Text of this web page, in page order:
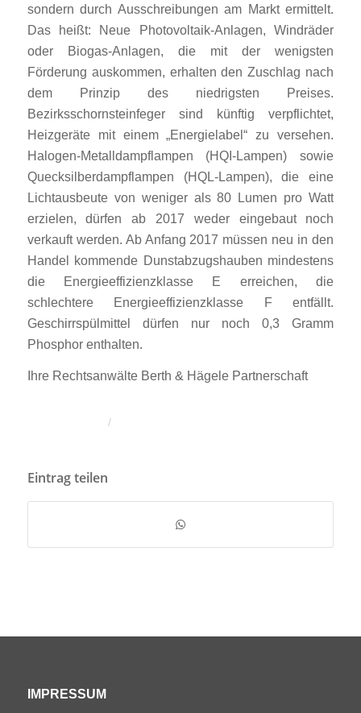
sondern durch Ausschreibungen am Markt ermittelt.
Das heißt: Neue Photovoltaik-Anlagen, Windräder
oder Biogas-Anlagen, die mit der wenigsten
Förderung auskommen, erhalten den Zuschlag nach
dem Prinzip des niedrigsten Preises.
Bezirksschornsteinfeger sind künftig verpflichtet,
Heizgeräte mit einem „Energielabel“ zu versehen.
Halogen-Metalldampflampen (HQI-Lampen) sowie
Quecksilberdampflampen (HQL-Lampen), die eine
Lichtausbeute von weniger als 80 Lumen pro Watt
erzielen, dürfen ab 2017 weder eingebaut noch
verkauft werden. Ab Anfang 2017 müssen neu in den
Handel kommende Dunstabzugshauben mindestens
die Energieeffizienzklasse E erreichen, die
schlechtere Energieeffizienzklasse F entfällt.
Geschirrspülmittel dürfen nur noch 0,3 Gramm
Phosphor enthalten.
Ihre Rechtsanwälte Berth & Hägele Partnerschaft
/
Eintrag teilen
IMPRESSUM